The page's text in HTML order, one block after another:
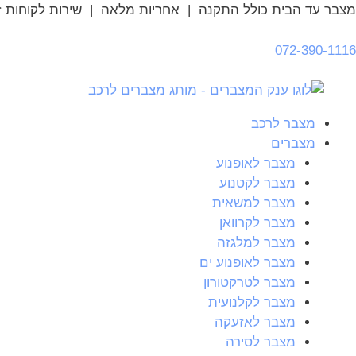
מצבר עד הבית כולל התקנה | אחריות מלאה | שירות לקוחות
072-390-1116
מצבר לרכב
מצברים
מצבר לאופנוע
מצבר לקטנוע
מצבר למשאית
מצבר לקרוואן
מצבר למלגזה
מצבר לאופנוע ים
מצבר לטרקטורון
מצבר לקלנועית
מצבר לאזעקה
מצבר לסירה